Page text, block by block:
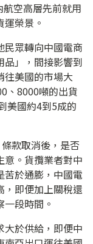
空高層先前就用
運榮景。
民眾轉向中國電商
品」，間接影響到
往美國的市場大
、8000噸的出貨
美國約4到5成的
款取消後，是否
意。貨攬業者對中
苦於通膨，中國電
，即便加上關稅還
段時間。
大於供給，即便中